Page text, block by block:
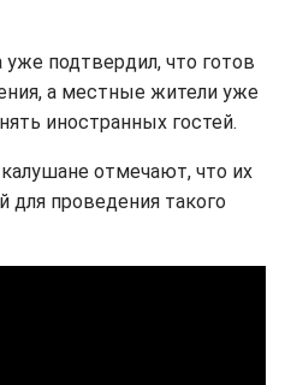
подтвердил, что готов
а местные жители уже
иностранных гостей.
отмечают, что их
для проведения такого